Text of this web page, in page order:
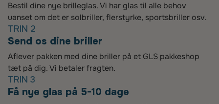
Bestil dine nye brilleglas. Vi har glas til alle behov
uanset om det er solbriller, flerstyrke, sportsbriller osv.
TRIN 2
Send os dine briller
Aflever pakken med dine briller på et GLS pakkeshop
tæt på dig. Vi betaler fragten.
TRIN 3
Få nye glas på 5-10 dage